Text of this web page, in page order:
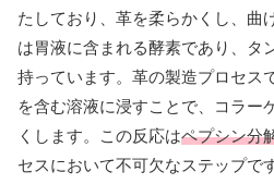
たしており、革を柔らかくし、曲
は胃液に含まれる酵素であり、タ
持っています。革の製造プロセス
を含む溶液に浸すことで、コラー
くします。この反応はペプシン分
セスにおいて不可欠なステップで